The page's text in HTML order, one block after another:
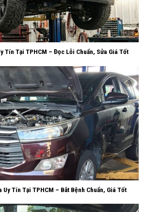
Tín Tại TPHCM – Đọc Lỗi Chuẩn, Sửa Giá Tốt
Uy Tín Tại TPHCM – Bắt Bệnh Chuẩn, Giá Tốt